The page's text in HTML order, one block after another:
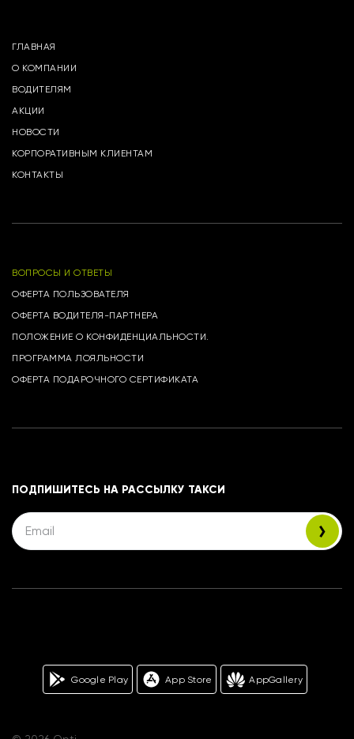
ГЛАВНАЯ
О КОМПАНИИ
ВОДИТЕЛЯМ
АКЦИИ
НОВОСТИ
КОРПОРАТИВНЫМ КЛИЕНТАМ
КОНТАКТЫ
ВОПРОСЫ И ОТВЕТЫ
ОФЕРТА ПОЛЬЗОВАТЕЛЯ
ОФЕРТА ВОДИТЕЛЯ-ПАРТНЕРА
ПОЛОЖЕНИЕ О КОНФИДЕНЦИАЛЬНОСТИ.
ПРОГРАММА ЛОЯЛЬНОСТИ
ОФЕРТА ПОДАРОЧНОГО СЕРТИФИКАТА
ПОДПИШИТЕСЬ НА РАССЫЛКУ ТАКСИ
Google Play App Store AppGallery